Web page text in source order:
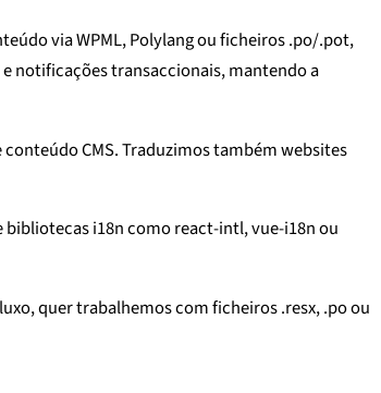
via WPML, Polylang ou ficheiros .po/.pot,
notificações transaccionais, mantendo a
CMS. Traduzimos também websites
i18n como react-intl, vue-i18n ou
quer trabalhemos com ficheiros .resx, .po ou